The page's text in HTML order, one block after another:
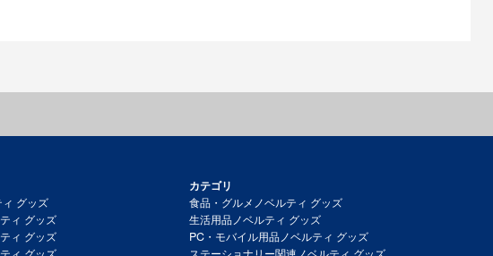
グッズ
ィ グッズ
ィ グッズ
カテゴリ
食品・グルメノベルティ グッズ
生活用品ノベルティ グッズ
PC・モバイル用品ノベルティ グッズ